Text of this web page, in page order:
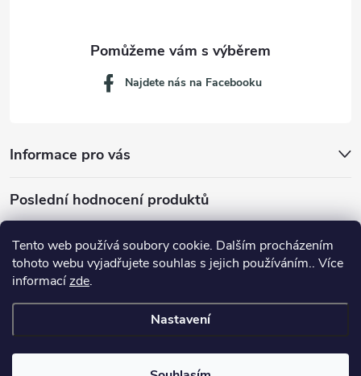
Tento web používá soubory cookie. Dalším procházením
tohoto webu vyjadřujete souhlas s jejich používáním.. Více
informacízde.
Nastavení
Informace pro vás
Najdete nás na Facebooku
Poslední hodnocení produktů
Dávkovací lžička na mletou kávu 53132C8134
Copyright 2026JM servis. Všechna práva vyhrazena.